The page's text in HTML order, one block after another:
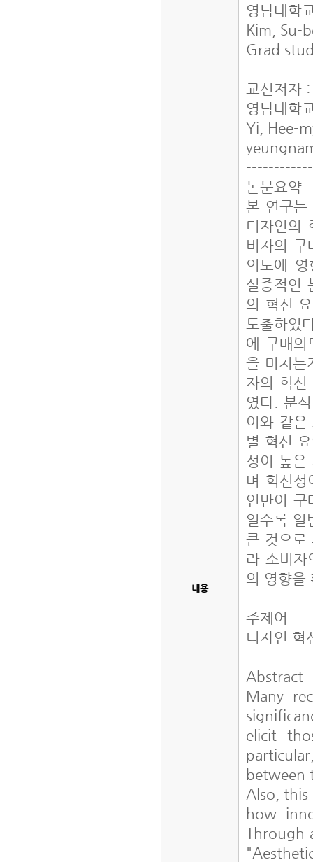
내용
영남대학
Kim, Su-
Grad
교신저자
영남대학
Yi, Hee-
논문요약
본 연구는
디자인의
비자의 구
의도에
실증적인
의 혁신 요
도출하였
에 구매의
을 미치는
자의 혁신
였다. 분
이와 같은
별 혁신
성이 높은
며 혁신성
인만이 구
일수록 일
큰 것으로
라 소비
의 영향
주제어
디자인 혁
Abstract
Many
elicit
between
Also, this
how
Through